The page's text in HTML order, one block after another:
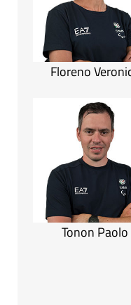
Floreno
Tonon Paolo